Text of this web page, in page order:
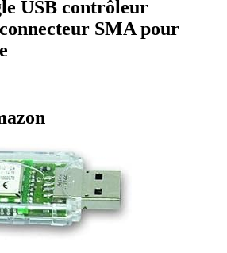
USB contrôleur
SMA pour